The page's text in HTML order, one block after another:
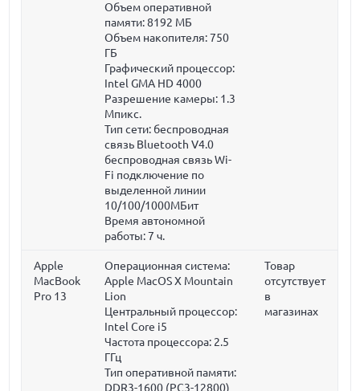
Объем оперативной
памяти:8192 МБ
Объем накопителя:750
ГБ
Графический процессор:
Intel GMA HD 4000
Разрешение камеры: 1.3
Мпикс.
Тип сети: беспроводная
связь Bluetooth V4.0
беспроводная связь Wi-
Fi подключение по
выделенной линии
10/100/1000МБит
Время автономной
работы:7 ч.
Apple
MacBook
Pro 13
Операционная система:
Apple MacOS X Mountain
Lion
Центральный процессор:
Intel Core i5
Частота процессора: 2.5
ГГц
Тип оперативной памяти:
DDR3-1600 (PC3-12800)
Товар
отсутствует
в
магазинах